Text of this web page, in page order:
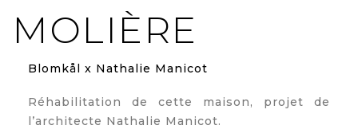
MOLIÈRE
Blomkål x Nathalie Manicot
Réhabilitation de cette maison, projet de
l’architecte Nathalie Manicot.